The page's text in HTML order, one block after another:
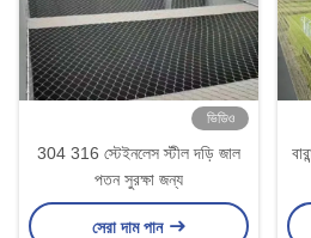
ভিডিও
304 316 স্টেইনলেস স্টীল দড়ি জাল
পতন সুরক্ষা জন্য
সেরা দাম পান